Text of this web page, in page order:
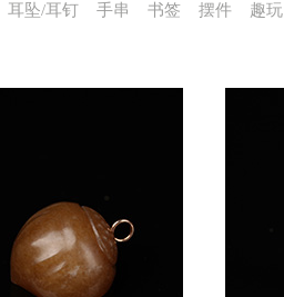
耳坠/耳钉 手串 书签 摆件 趣玩